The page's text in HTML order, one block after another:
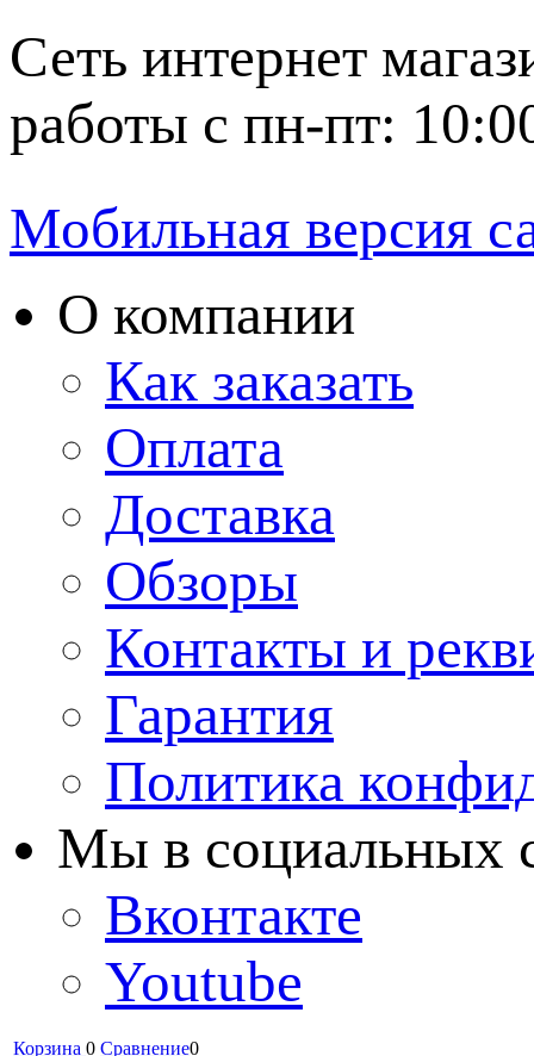
Сеть интернет
работы с пн-пт:
Мобильная версия
О компании
Как заказать
Оплата
Доставка
Обзоры
Контакты и
Гарантия
Политика
Мы в cоциальных
Вконтакте
Youtube
Корзина 0 Сравнение0